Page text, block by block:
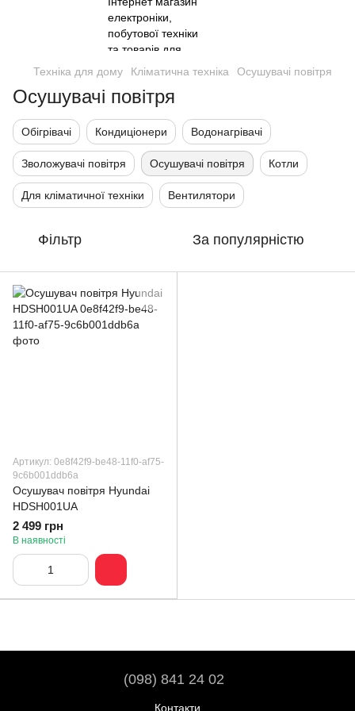
Техніка для дому Кліматична техніка Осушувачі повітря
Осушувачі повітря
Обігрівачі Кондиціонери Водонагрівачі
Зволожувачі повітря Осушувачі повітря Котли
Для кліматичної техніки Вентилятори
Фільтр За популярністю
Артикул: 0e8f42f9-be48-11f0-af75-
9c6b001ddb6a
Осушувач повітря Hyundai
HDSH001UA
2 499 грн
В наявності
(098) 841 24 02
Контакти